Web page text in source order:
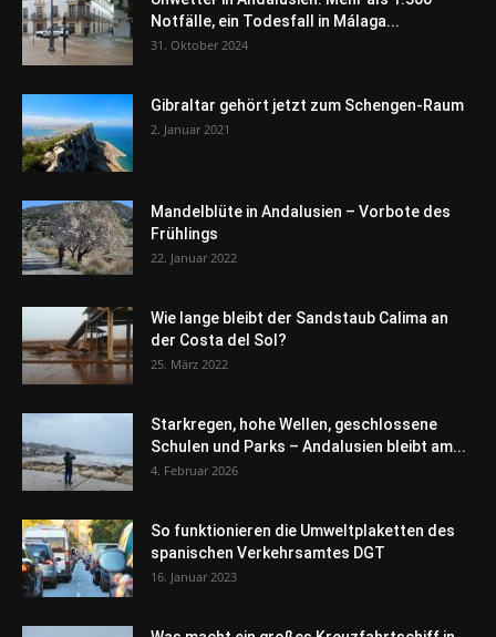
Notfälle, ein Todesfall in Málaga...
31. Oktober 2024
Gibraltar gehört jetzt zum Schengen-Raum
2. Januar 2021
Mandelblüte in Andalusien – Vorbote des
Frühlings
22. Januar 2022
Wie lange bleibt der Sandstaub Calima an
der Costa del Sol?
25. März 2022
Starkregen, hohe Wellen, geschlossene
Schulen und Parks – Andalusien bleibt am...
4. Februar 2026
So funktionieren die Umweltplaketten des
spanischen Verkehrsamtes DGT
16. Januar 2023